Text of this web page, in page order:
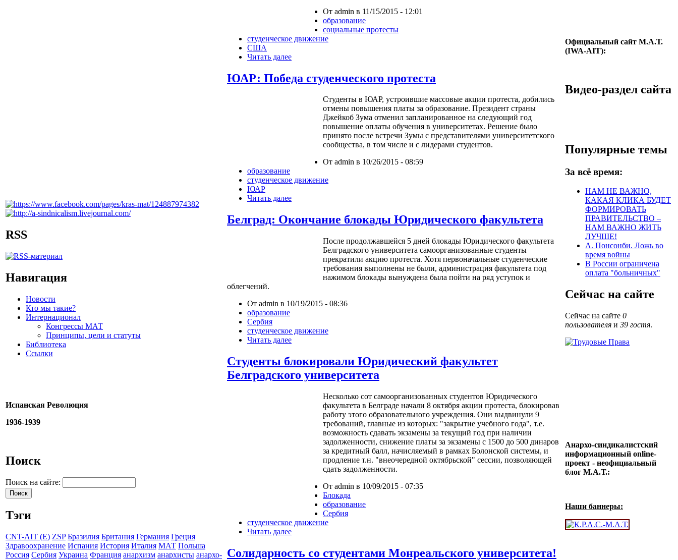
RSS
Навигация
Новости
Кто мы такие?
Интернационал
Конгрессы МАТ
Принципы, цели и статуты
Библиотека
Ссылки
Испанская Революция
1936-1939
Поиск
Поиск на сайте:
Тэги
CNT-AIT (E) ZSP Бразилия Британия Германия Греция
Здравоохранение Испания История Италия МАТ Польша
Россия Сербия Украина Франция анархизм анархисты анархо-
От admin в 11/15/2015 - 12:01
образование
социальные протесты
студенческое движение
США
Читать далее
ЮАР: Победа студенческого протеста
Студенты в ЮАР, устроившие массовые акции протеста, добились
отмены повышения платы за образование. Президент страны
Джейкоб Зума отменил запланированное на следующий год
повышение оплаты обучения в университетах. Решение было
принято после встречи Зумы с представителями университетского
сообщества, в том числе и с лидерами студентов.
От admin в 10/26/2015 - 08:59
образование
студенческое движение
ЮАР
Читать далее
Белград: Окончание блокады Юридического факультета
После продолжавшейся 5 дней блокады Юридического факультета
Белградского университета самоорганизованные студенты
прекратили акцию протеста. Хотя первоначальные студенческие
требования выполнены не были, администрация факультета под
нажимом блокады вынуждена была пойти на ряд уступок и
облегчений.
От admin в 10/19/2015 - 08:36
образование
Сербия
студенческое движение
Читать далее
Студенты блокировали Юридический факультет
Белградского университета
Несколько сот самоорганизованных студентов Юридического
факультета в Белграде начали 8 октября акции протеста, блокировав
работу этого образовательного учреждения. Они выдвинули 9
требований, главные из которых: "закрытие учебного года", т.е.
возможность сдавать экзамены за текущий год при наличии
задолженности, снижение платы за экзамены с 1500 до 500 динаров
за кредитный балл, начисляемый в рамках Болонской системы, и
продление т.н. "внеочередной октябрьской" сессии, позволяющей
сдать задолженности.
От admin в 10/09/2015 - 07:35
Блокада
образование
Сербия
студенческое движение
Читать далее
Солидарность со студентами Монреальского университета!
Официальный сайт М.А.Т.
(IWA-AIT):
Видео-раздел сайта
Популярные темы
За всё время:
НАМ НЕ ВАЖНО,
КАКАЯ КЛИКА БУДЕТ
ФОРМИРОВАТЬ
ПРАВИТЕЛЬСТВО –
НАМ ВАЖНО ЖИТЬ
ЛУЧШЕ!
А. Понсонби. Ложь во
время войны
В России ограничена
оплата "больничных"
Сейчас на сайте
Сейчас на сайте 0
пользователя и 39 гостя.
Анархо-синдикалистский
информационный online-
проект - неофициальный
блог М.А.Т.:
Наши баннеры: